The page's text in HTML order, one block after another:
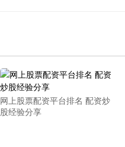
网上股票配资平台排名 配资炒
股经验分享